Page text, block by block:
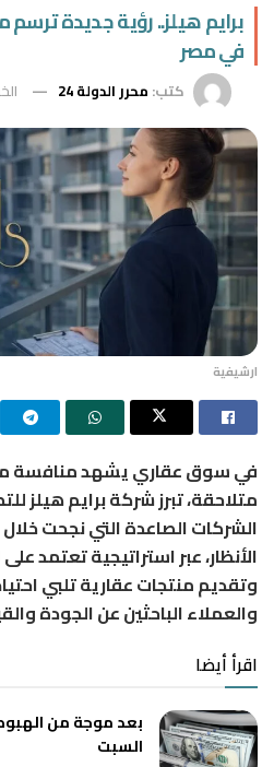
برايم هيلز.. رؤية جديدة ترسم
في مصر
كتب: محرر الدولة 24 الخميس
ارشيفية
في سوق عقاري يشهد منافسة
متلاحقة، تبرز شركة برايم هيلز
الشركات الصاعدة التي نجحت
الأنظار، عبر استراتيجية تعتمد
وتقديم منتجات عقارية تلبي
والعملاء الباحثين عن الجودة
اقرأ أيضا
بعد موجة من
السبت